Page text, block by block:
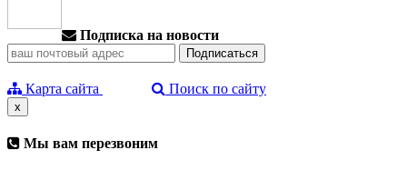
Подписка на новости
Карта сайта Поиск по сайту
x
Мы вам перезвоним